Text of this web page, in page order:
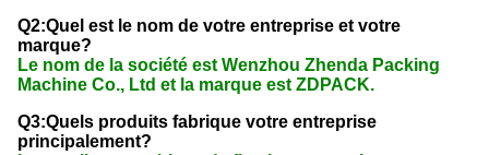
Q2:Quel est le nom de votre entreprise et votre
marque?
Le nom de la société est Wenzhou Zhenda Packing
Machine Co., Ltd et la marque est ZDPACK.
Q3:Quels produits fabrique votre entreprise
principalement?